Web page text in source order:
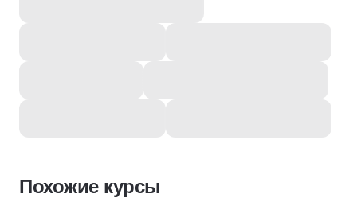
Похожие курсы